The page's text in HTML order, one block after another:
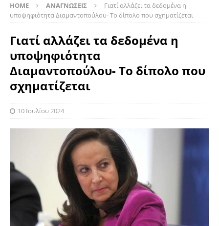
HOME ΑΝΑΓΝΩΣΕΙΣ
Γιατί αλλάζει τα δεδομένα η
υποψηφιότητα Διαμαντοπούλου- Το δίπολο που σχηματίζεται
Γιατί αλλάζει τα δεδομένα η
υποψηφιότητα
Διαμαντοπούλου- Το δίπολο που
σχηματίζεται
10 Ιουλίου 2024